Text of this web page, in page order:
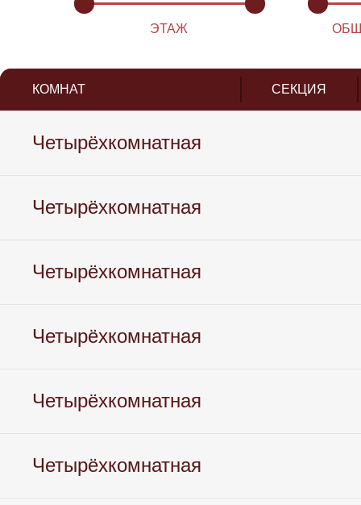
ЭТАЖ
КОМНАТ СЕКЦИЯ
Четырёхкомнатная
Четырёхкомнатная
Четырёхкомнатная
Четырёхкомнатная
Четырёхкомнатная
Четырёхкомнатная